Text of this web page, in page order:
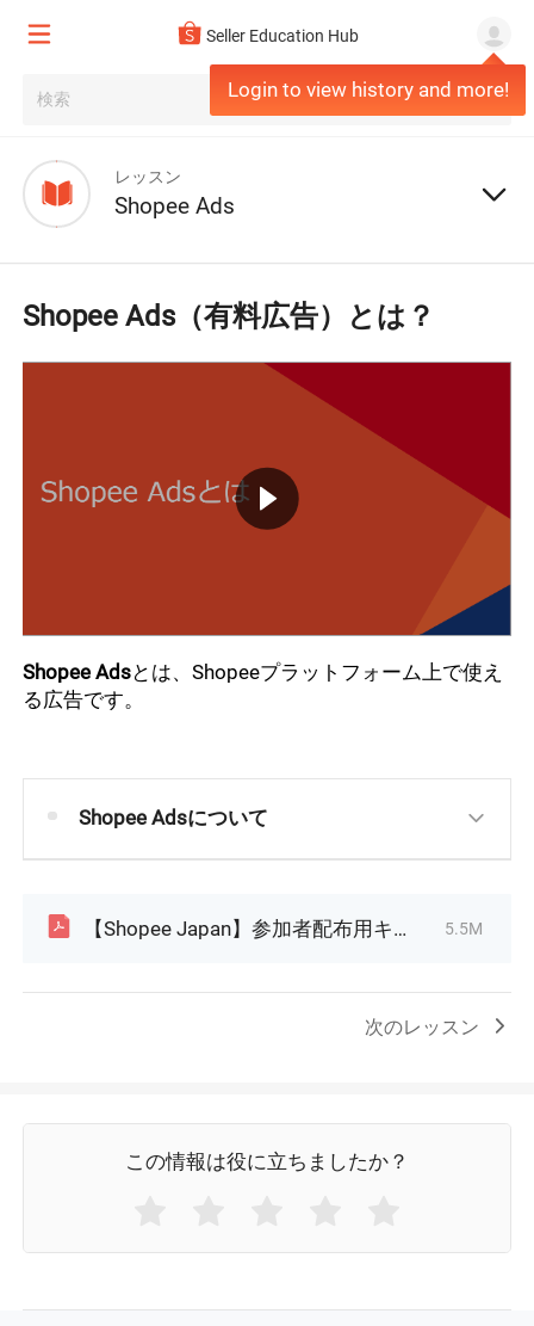
Seller Education Hub
Login to view history and more!
レッスン
Shopee Ads
レッスン 1
Shopee Ads（有料広告）とは？
Shopee Adsのチャージ方法
レッスン 3
登録した広告商品の管理方法
Shopee Ads（有料広告）とは？
Shopee Adsとは、Shopeeプラットフォーム上で使え
る広告です。
Shopee Adsについて
【Shopee Japan】参加者配布用キーワード広告セミナー 2021年11月版.pdf 5.5M
次のレッスン
この情報は役に立ちましたか？